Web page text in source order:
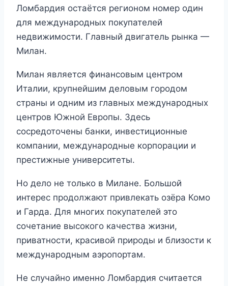
Ломбардия остаётся регионом номер один
для международных покупателей
недвижимости. Главный двигатель рынка —
Милан.
Милан является финансовым центром
Италии, крупнейшим деловым городом
страны и одним из главных международных
центров Южной Европы. Здесь
сосредоточены банки, инвестиционные
компании, международные корпорации и
престижные университеты.
Но дело не только в Милане. Большой
интерес продолжают привлекать озёра Комо
и Гарда. Для многих покупателей это
сочетание высокого качества жизни,
приватности, красивой природы и близости к
международным аэропортам.
Не случайно именно Ломбардия считается